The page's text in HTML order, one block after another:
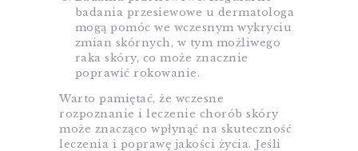
badania przesiewowe u dermatologa
mogą pomóc we wczesnym wykryciu
zmian skórnych, w tym możliwego
raka skóry, co może znacznie
poprawić rokowanie.
Warto pamiętać, że wczesne
rozpoznanie i leczenie chorób skóry
może znacząco wpłynąć na skuteczność
leczenia i poprawę jakości życia. Jeśli